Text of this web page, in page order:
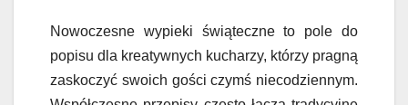
Nowoczesne wypieki świąteczne to pole do
popisu dla kreatywnych kucharzy, którzy pragną
zaskoczyć swoich gości czymś niecodziennym.